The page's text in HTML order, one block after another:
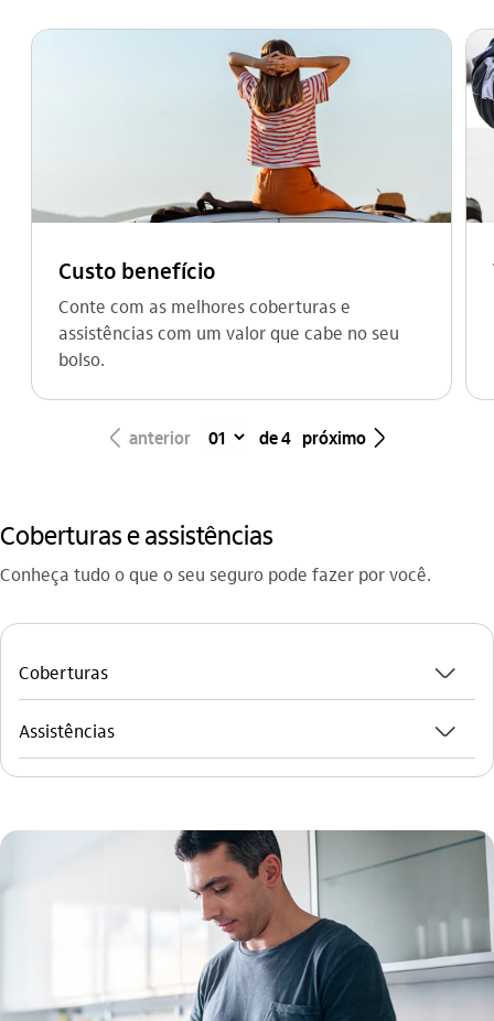
Custo benefício
Conte com as melhores coberturas e
assistências com um valor que cabe no seu
bolso.
seta_esquerda anterior de 4 próximo seta_direita
Coberturas e assistências
Conheça tudo o que o seu seguro pode fazer por você.
Coberturas seta_baixo
Assistências seta_baixo